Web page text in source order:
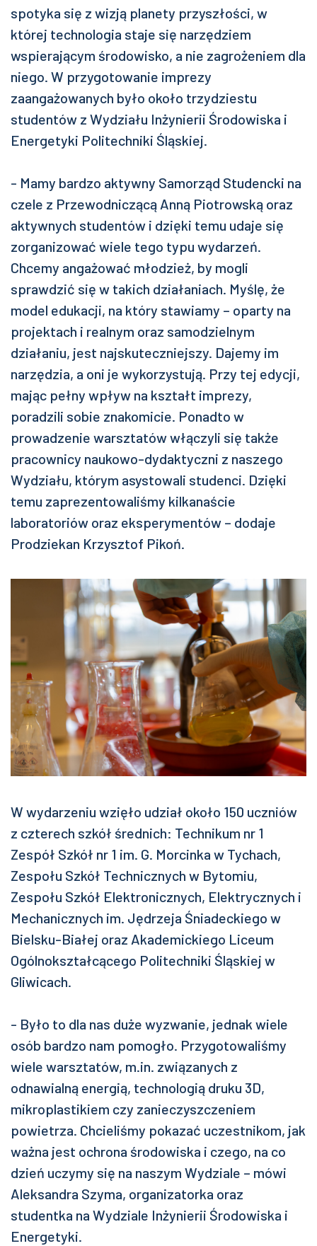
spotyka się z wizją planety przyszłości, w
której technologia staje się narzędziem
wspierającym środowisko, a nie zagrożeniem dla
niego. W przygotowanie imprezy
zaangażowanych było około trzydziestu
studentów z Wydziału Inżynierii Środowiska i
Energetyki Politechniki Śląskiej.
- Mamy bardzo aktywny Samorząd Studencki na
czele z Przewodniczącą Anną Piotrowską oraz
aktywnych studentów i dzięki temu udaje się
zorganizować wiele tego typu wydarzeń.
Chcemy angażować młodzież, by mogli
sprawdzić się w takich działaniach. Myślę, że
model edukacji, na który stawiamy – oparty na
projektach i realnym oraz samodzielnym
działaniu, jest najskuteczniejszy. Dajemy im
narzędzia, a oni je wykorzystują. Przy tej edycji,
mając pełny wpływ na kształt imprezy,
poradzili sobie znakomicie. Ponadto w
prowadzenie warsztatów włączyli się także
pracownicy naukowo-dydaktyczni z naszego
Wydziału, którym asystowali studenci. Dzięki
temu zaprezentowaliśmy kilkanaście
laboratoriów oraz eksperymentów – dodaje
Prodziekan Krzysztof Pikoń.
W wydarzeniu wzięło udział około 150 uczniów
z czterech szkół średnich: Technikum nr 1
Zespół Szkół nr 1 im. G. Morcinka w Tychach,
Zespołu Szkół Technicznych w Bytomiu,
Zespołu Szkół Elektronicznych, Elektrycznych i
Mechanicznych im. Jędrzeja Śniadeckiego w
Bielsku-Białej oraz Akademickiego Liceum
Ogólnokształcącego Politechniki Śląskiej w
Gliwicach.
- Było to dla nas duże wyzwanie, jednak wiele
osób bardzo nam pomogło. Przygotowaliśmy
wiele warsztatów, m.in. związanych z
odnawialną energią, technologią druku 3D,
mikroplastikiem czy zanieczyszczeniem
powietrza. Chcieliśmy pokazać uczestnikom, jak
ważna jest ochrona środowiska i czego, na co
dzień uczymy się na naszym Wydziale – mówi
Aleksandra Szyma, organizatorka oraz
studentka na Wydziale Inżynierii Środowiska i
Energetyki.